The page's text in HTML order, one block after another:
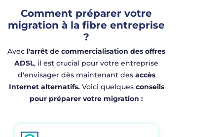
Comment préparer votre
migration à la fibre entreprise
?
Avec l'arrêt de commercialisation des offres
ADSL, il est crucial pour votre entreprise
d'envisager dès maintenantdes accès
Internet alternatifs. Voici quelquesconseils
pour préparer votre migration :